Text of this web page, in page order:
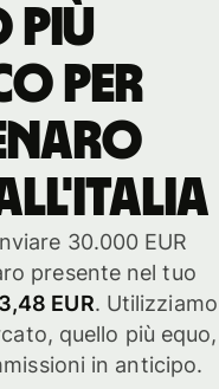
più
per
30.000 EUR
presente nel tuo
EUR. Utilizziamo
quello più equo,
in anticipo.